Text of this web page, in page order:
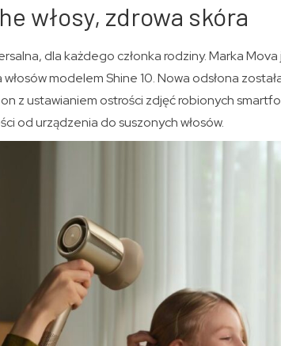
włosy, zdrowa skóra
dla każdego członka rodziny. Marka Mova
włosów modelem Shine 10. Nowa odsłona
on z ustawianiem ostrości zdjęć robionych
od urządzenia do suszonych włosów.